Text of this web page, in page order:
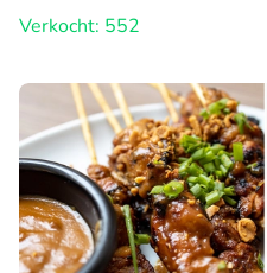
Verkocht: 552